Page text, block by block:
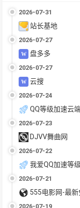
2026-07-31
站长基地
2026-07-27
盘多多
2026-07-27
云搜
2026-07-24
QQ等级加速云
2026-07-23
DJVV舞曲网
2026-07-22
我爱QQ加速等
2026-07-21
555电影网-最
2026-07-19